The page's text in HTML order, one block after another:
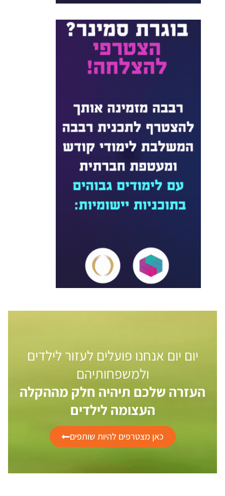
יום יום אנחנו פועלים לעזור לילדים
ולמשפחותיהם
העזרה שלכם תיהיה חלק מההקלה
העצומה לילדים
כאן מצטרפים להיות שותפים